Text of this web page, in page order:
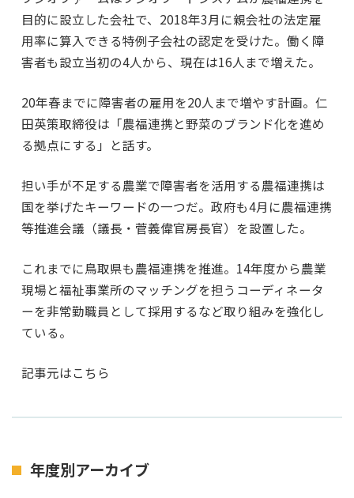
目的に設立した会社で、2018年3月に親会社の法定雇
用率に算入できる特例子会社の認定を受けた。働く障
害者も設立当初の4人から、現在は16人まで増えた。
20年春までに障害者の雇用を20人まで増やす計画。仁
田英策取締役は「農福連携と野菜のブランド化を進め
る拠点にする」と話す。
担い手が不足する農業で障害者を活用する農福連携は
国を挙げたキーワードの一つだ。政府も4月に農福連携
等推進会議（議長・菅義偉官房長官）を設置した。
これまでに鳥取県も農福連携を推進。14年度から農業
現場と福祉事業所のマッチングを担うコーディネータ
ーを非常勤職員として採用するなど取り組みを強化し
ている。
記事元はこちら
年度別アーカイブ